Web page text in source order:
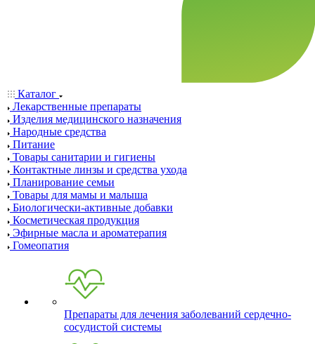
Каталог
Лекарственные препараты
Изделия медицинского назначения
Народные средства
Питание
Товары санитарии и гигиены
Контактные линзы и средства ухода
Планирование семьи
Товары для мамы и малыша
Биологически-активные добавки
Косметическая продукция
Эфирные масла и ароматерапия
Гомеопатия
Препараты для лечения заболеваний сердечно-
сосудистой системы